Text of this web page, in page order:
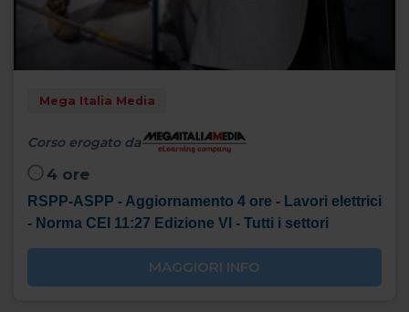
Mega Italia Media
Corso erogato da
4 ore
RSPP-ASPP - Aggiornamento 4 ore - Lavori elettrici
- Norma CEI 11:27 Edizione VI - Tutti i settori
MAGGIORI INFO